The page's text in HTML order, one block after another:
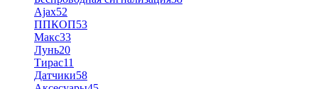
Ajax52
ППКОП53
Макс33
Лунь20
Тирас11
Датчики58